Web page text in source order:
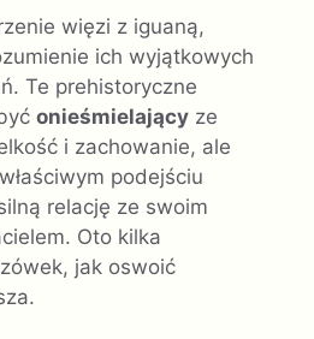
więzi z iguaną,
ich wyjątkowych
Te prehistoryczne
onieśmielający ze
i zachowanie, ale
podejściu
relację ze swoim
Oto kilka
jak oswoić